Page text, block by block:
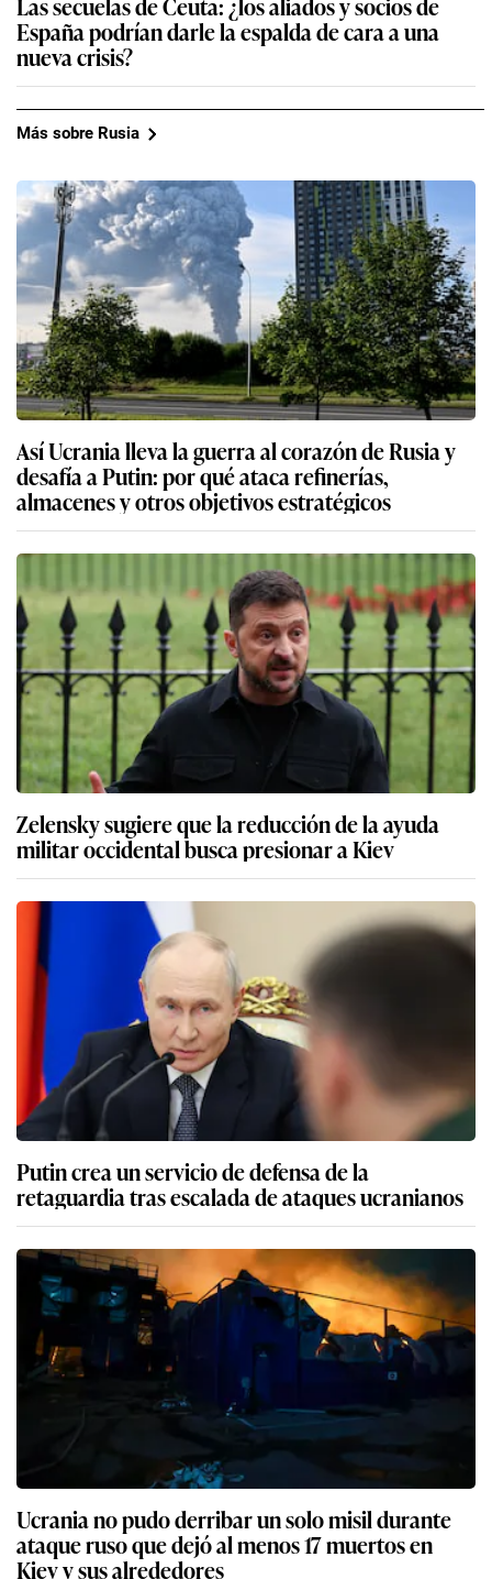
España podrían darle la espalda de cara a una
nueva crisis?
Más sobre Rusia
Así Ucrania lleva la guerra al corazón de Rusia y
desafía a Putin: por qué ataca refinerías,
almacenes y otros objetivos estratégicos
Zelensky sugiere que la reducción de la ayuda
militar occidental busca presionar a Kiev
Putin crea un servicio de defensa de la
retaguardia tras escalada de ataques ucranianos
Ucrania no pudo derribar un solo misil durante
ataque ruso que dejó al menos 17 muertos en
Kiev y sus alrededores